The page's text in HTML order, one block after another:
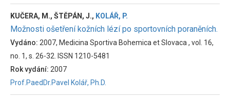
KUČERA, M., ŠTĚPÁN, J., KOLÁŘ, P.
Možnosti ošetření kožních lézí po sportovních poraněních.
Vydáno: 2007, Medicina Sportiva Bohemica et Slovaca , vol. 16,
no. 1, s. 26-32. ISSN 1210-5481
Rok vydání: 2007
Prof.PaedDr.Pavel Kolář, Ph.D.